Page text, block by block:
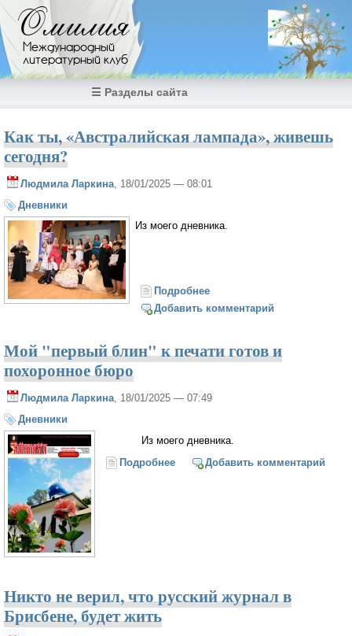
Перейти к основному содержанию
Омилия
Международный
литературный клуб
☰ Разделы сайта
Как ты, «Австралийская лампада», живешь
сегодня?
Людмила Ларкина , 18/01/2025 — 08:01
Дневники
Из моего дневника.
Подробнее
лампада», живешь
Добавить комментарий
Мой "первый блин" к печати готов и
похоронное бюро
Людмила Ларкина, 18/01/2025 — 07:49
Дневники
Из моего дневника.
Подробнее о Мой "первый блин" к печати
Добавить комментарий
Никто не верил, что русский журнал в
Брисбене, будет жить